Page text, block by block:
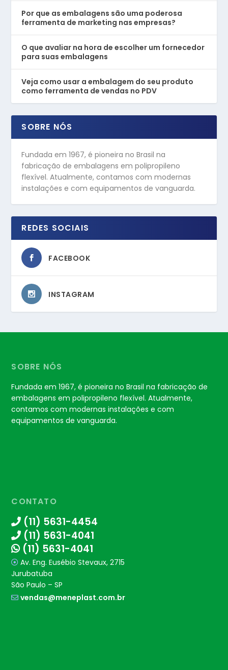
Por que as embalagens são uma poderosa
ferramenta de marketing nas empresas?
O que avaliar na hora de escolher um fornecedor
para suas embalagens
Veja como usar a embalagem do seu produto
como ferramenta de vendas no PDV
SOBRE NÓS
Fundada em 1967, é pioneira no Brasil na
fabricação de embalagens em polipropileno
flexível. Atualmente, contamos com modernas
instalações e com equipamentos de vanguarda.
REDES SOCIAIS
FACEBOOK
INSTAGRAM
SOBRE NÓS
Fundada em 1967, é pioneira no Brasil na fabricação de
embalagens em polipropileno flexível. Atualmente,
contamos com modernas instalações e com
equipamentos de vanguarda.
CONTATO
(11) 5631-4454
(11) 5631-4041
(11) 5631-4041
Av. Eng. Eusébio Stevaux, 2715
Jurubatuba
São Paulo – SP
vendas@meneplast.com.br